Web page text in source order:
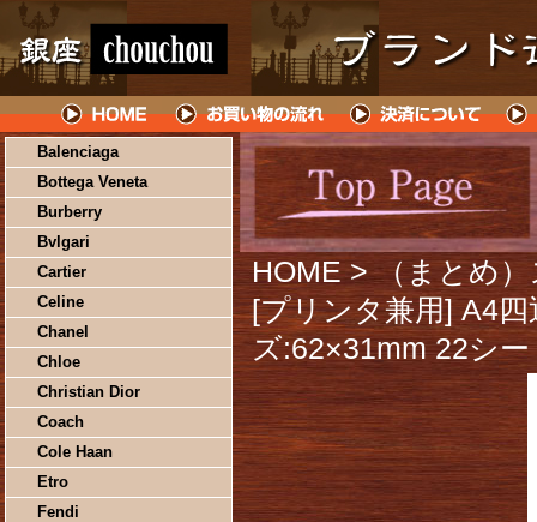
Balenciaga
Bottega Veneta
Burberry
Bvlgari
Cartier
Celine
Chanel
Chloe
Christian Dior
Coach
Cole Haan
Etro
Fendi
HOME > （まとめ
[プリンタ兼用] A4
ズ:62×31mm 22シ